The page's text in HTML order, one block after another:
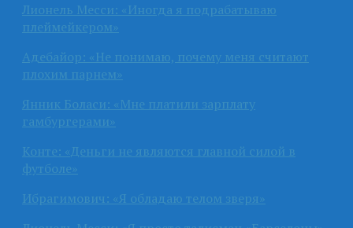
Лионель Месси: «Иногда я подрабатываю
плеймейкером»
Адебайор: «Не понимаю, почему меня считают
плохим парнем»
Янник Боласи: «Мне платили зарплату
гамбургерами»
Конте: «Деньги не являются главной силой в
футболе»
Ибрагимович: «Я обладаю телом зверя»